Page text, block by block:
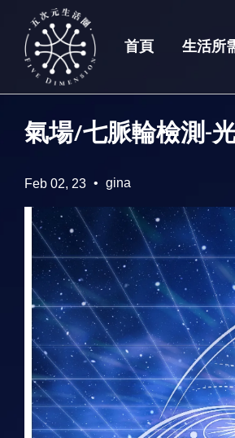
首頁 生活所
氣場/七脈輪檢測-
Feb 02, 23 • gina